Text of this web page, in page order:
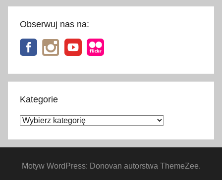
Obserwuj nas na:
Kategorie
Kategorie
Motyw WordPress: Donovan autorstwa ThemeZee.